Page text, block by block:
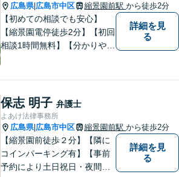
広島県| 広島市中区 縮景園前駅 から徒歩2分
【初めての相談でも安心】
【縮景園電停徒歩2分】【初回
相談1時間無料】【分かりやす
え、納得の解決を目指しま
す。
詳細を見
る
保志 明子 弁護士
よあけ法律事務所
広島県| 広島市中区 縮景園前駅 から徒歩2分
【縮景園前徒歩２分】【隣に
コインパーキング有】【事前
予約により土日祝日・夜間の
詳細を見
る